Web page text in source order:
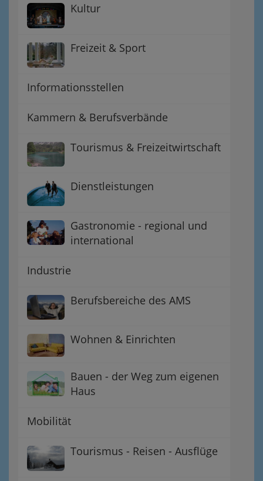
Kultur
Freizeit & Sport
Informationsstellen
Kammern & Berufsverbände
Tourismus & Freizeitwirtschaft
Dienstleistungen
Gastronomie - regional und
international
Industrie
Berufsbereiche des AMS
Wohnen & Einrichten
Bauen - der Weg zum eigenen
Haus
Mobilität
Tourismus - Reisen - Ausflüge